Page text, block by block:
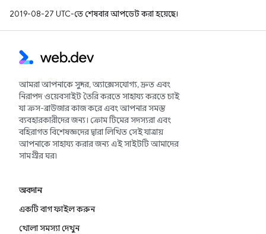
2019-08-27 UTC-তে শেষবার আপডেট করা হয়েছে।
আমরা আপনাকে সুন্দর, অ্যাক্সেসযোগ্য, দ্রুত এবং
নিরাপদ ওয়েবসাইট তৈরি করতে সাহায্য করতে চাই
যা ক্রস-ব্রাউজার কাজ করে এবং আপনার সমস্ত
ব্যবহারকারীদের জন্য। ক্রোম টিমের সদস্যরা এবং
বহিরাগত বিশেষজ্ঞদের দ্বারা লিখিত সেই যাত্রায়
আপনাকে সাহায্য করার জন্য এই সাইটটি আমাদের
সামগ্রীর ঘর৷
অবদান
একটি বাগ ফাইল করুন
খোলা সমস্যা দেখুন